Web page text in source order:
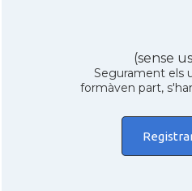
(sense
Segurament els
formàven part,